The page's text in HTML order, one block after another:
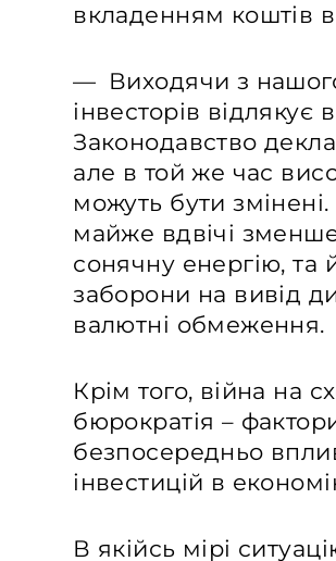
вкладенням коштів в
— Виходячи з
інвесторів
Законодавство
але в той же час
можуть бути
майже вдвічі
сонячну енергію, та
заборони на вивід
валютні обмеження.
Крім того, війна на
бюрократія –
безпосередньо
інвестицій в
В якійсь мірі